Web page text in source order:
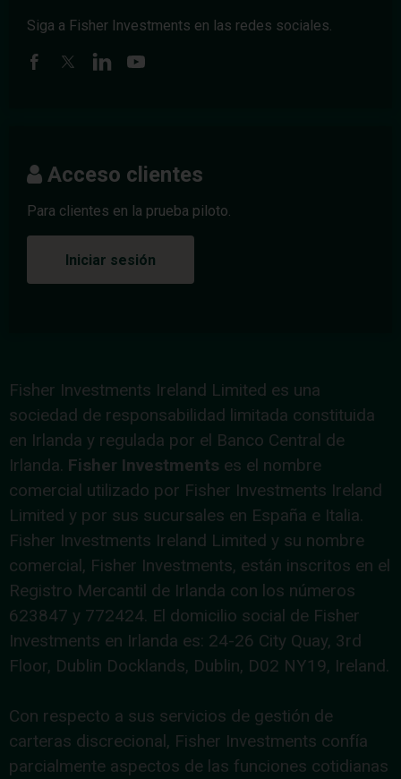
Siga a Fisher Investments en las redes sociales.
Acceso clientes
Para clientes en la prueba piloto.
Iniciar sesión
Fisher Investments Ireland Limited es una
sociedad de responsabilidad limitada constituida
en Irlanda y regulada por el Banco Central de
Irlanda. Fisher Investments es el nombre
comercial utilizado por Fisher Investments Ireland
Limited y por sus sucursales en España e Italia.
Fisher Investments Ireland Limited y su nombre
comercial, Fisher Investments, están inscritos en el
Registro Mercantil de Irlanda con los números
623847 y 772424. El domicilio social de Fisher
Investments en Irlanda es: 24-26 City Quay, 3rd
Floor, Dublin Docklands, Dublin, D02 NY19, Ireland.
Con respecto a sus servicios de gestión de
carteras discrecional, Fisher Investments confía
parcialmente aspectos de las funciones cotidianas